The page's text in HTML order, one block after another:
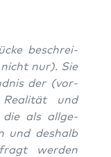
beschrei­
nur). Sie
der (vor­
Rea­li­tät und
die als all­ge­
und des­halb
wer­den